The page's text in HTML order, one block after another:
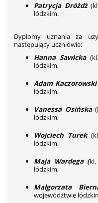
Patrycja Dróżdż
łódzkim.
Dyplomy uznania za
następujący uczniowie:
Hanna Sawicka
łódzkim,
Adam Kaczorowski
łódzkim,
Vanessa Osińska
łódzkim,
Wojciech Turek
łódzkim,
Maja Wardęga (
łódzkim,
Małgorzata
województwie